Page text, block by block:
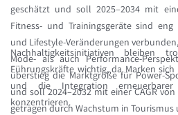
geschätzt und soll 2025–2034 mit
Fitness- und Trainingsgeräte sind eng
und Lifestyle-Veränderungen
Mode- als auch Performance-
überstieg die Marktgröße für Power-
und soll 2024–2032 mit einer CAGR
getragen durch Wachstum in Tourismus
Nachhaltigkeitsinitiativen bleiben
Führungskräfte wichtig, da Marken
und die Integration
konzentrieren.